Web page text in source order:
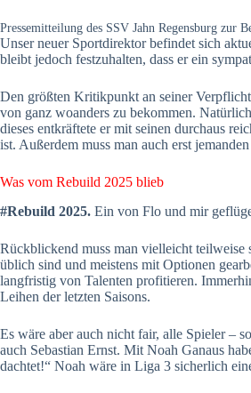
Pressemitteilung des SSV Jahn Regensburg zur
Unser neuer Sportdirektor befindet sich
bleibt jedoch festzuhalten, dass er ein
Den größten Kritikpunkt an seiner
von ganz woanders zu bekommen.
dieses entkräftete er mit seinen durchaus
ist. Außerdem muss man auch erst
Was vom Rebuild 2025 blieb
#Rebuild 2025. Ein von Flo und mir
Rückblickend muss man vielleicht teilweise
üblich sind und meistens mit Optionen
langfristig von Talenten profitieren.
Leihen der letzten Saisons.
Es wäre aber auch nicht fair, alle Spieler –
auch Sebastian Ernst. Mit Noah Ganaus
dachtet!“ Noah wäre in Liga 3 sicherlich